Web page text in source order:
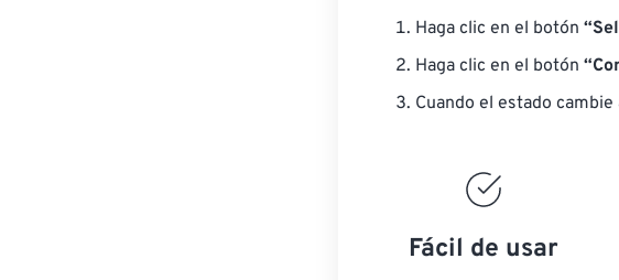
Haga clic en el botón
Haga clic en el botón
Cuando el estado
Fácil de usar